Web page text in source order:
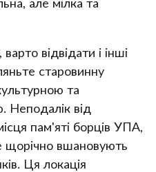
відвідати і інші
старовинну
та
Неподалік від
пам'яті борців УПА,
щорічно вшановують
Ця локація